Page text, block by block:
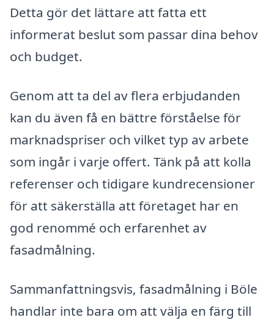
Detta gör det lättare att fatta ett
informerat beslut som passar dina behov
och budget.
Genom att ta del av flera erbjudanden
kan du även få en bättre förståelse för
marknadspriser och vilket typ av arbete
som ingår i varje offert. Tänk på att kolla
referenser och tidigare kundrecensioner
för att säkerställa att företaget har en
god renommé och erfarenhet av
fasadmålning.
Sammanfattningsvis, fasadmålning i Böle
handlar inte bara om att välja en färg till